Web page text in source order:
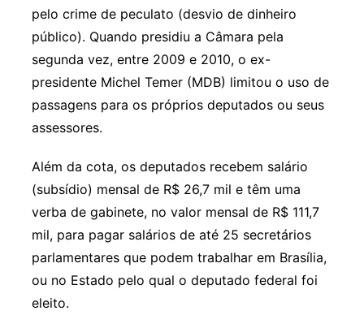
pelo crime de peculato (desvio de dinheiro
público). Quando presidiu a Câmara pela
segunda vez, entre 2009 e 2010, o ex-
presidente Michel Temer (MDB) limitou o uso de
passagens para os próprios deputados ou seus
assessores.
Além da cota, os deputados recebem salário
(subsídio) mensal de R$ 26,7 mil e têm uma
verba de gabinete, no valor mensal de R$ 111,7
mil, para pagar salários de até 25 secretários
parlamentares que podem trabalhar em Brasília,
ou no Estado pelo qual o deputado federal foi
eleito.